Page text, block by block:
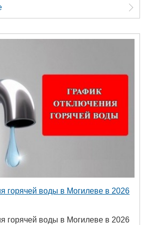
горячей воды в Могилеве в 2026
горячей воды в Могилеве в 2026